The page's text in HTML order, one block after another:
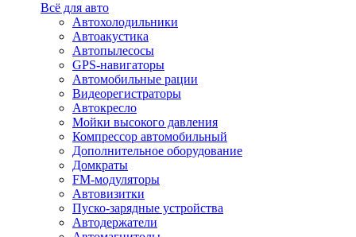
Всё для авто
Автохолодильники
Автоакустика
Автопылесосы
GPS-навигаторы
Автомобильные рации
Видеорегистраторы
Автокресло
Мойки высокого давления
Компрессор автомобильный
Дополнительное оборудование
Домкраты
FM-модуляторы
Автовизитки
Пуско-зарядные устройства
Автодержатели